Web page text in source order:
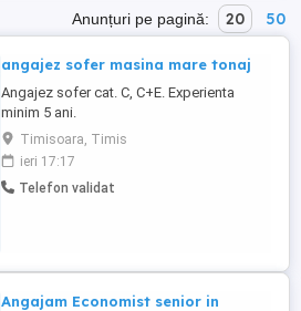
Anunțuri pe pagină: 20 50
angajez sofer masina mare tonaj
Angajez sofer cat. C, C+E. Experienta
minim 5 ani.
Timisoara, Timis
ieri 17:17
Telefon validat
Angajam Economist senior in